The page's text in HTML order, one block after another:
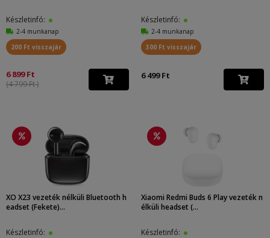
Készletinfó:
2-4 munkanap
200 Ft visszajár
6 899 Ft
(4 799 Ft )
Készletinfó:
2-4 munkanap
300 Ft visszajár
6 499 Ft
XO X23 vezeték nélküli Bluetooth h
eadset (Fekete)...
Készletinfó:
Xiaomi Redmi Buds 6 Play vezeték n
élküli headset (...
Készletinfó: